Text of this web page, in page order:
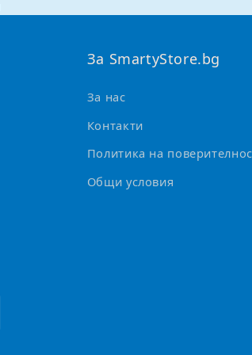
За SmartyStore.bg
За нас
Контакти
Политика на
Общи условия